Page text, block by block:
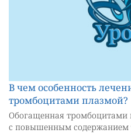
В чем особенность
тромбоцитами плазмой?
Обогащенная
с повышенным содержанием